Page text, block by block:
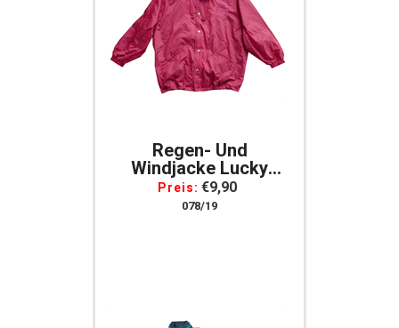
Regen- Und
Windjacke Lucky
Rider Regenjacke
Windacke Lucky Rider
Preis: €9,90
078/19